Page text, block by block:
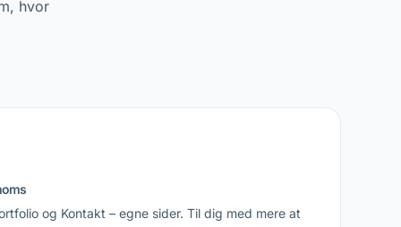
hvor
og Kontakt – egne sider. Til dig med mere at